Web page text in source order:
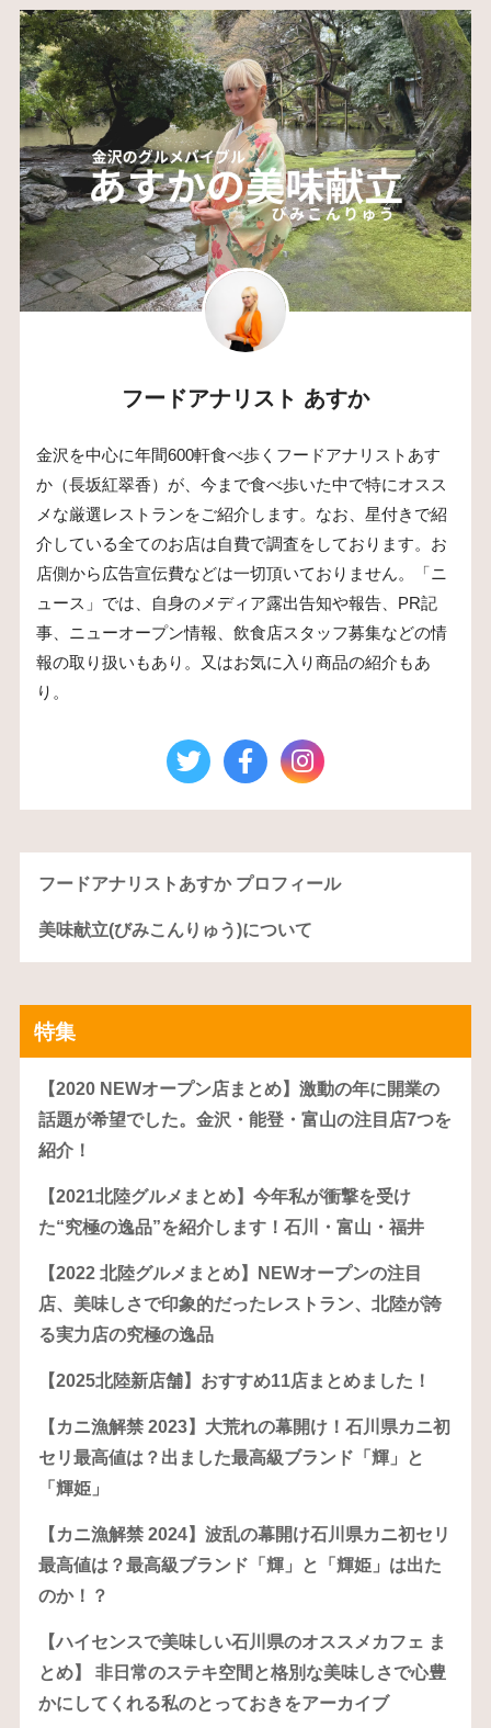
フードアナリスト あすか
金沢を中心に年間600軒食べ歩くフードアナリストあす
か（長坂紅翠香）が、今まで食べ歩いた中で特にオスス
メな厳選レストランをご紹介します。なお、星付きで紹
介している全てのお店は自費で調査をしております。お
店側から広告宣伝費などは一切頂いておりません。「ニ
ュース」では、自身のメディア露出告知や報告、PR記
事、ニューオープン情報、飲食店スタッフ募集などの情
報の取り扱いもあり。又はお気に入り商品の紹介もあ
り。
フードアナリストあすか プロフィール
美味献立(びみこんりゅう)について
特集
【2020 NEWオープン店まとめ】激動の年に開業の
話題が希望でした。金沢・能登・富山の注目店7つを
紹介！
【2021北陸グルメまとめ】今年私が衝撃を受け
た“究極の逸品”を紹介します！石川・富山・福井
【2022 北陸グルメまとめ】NEWオープンの注目
店、美味しさで印象的だったレストラン、北陸が誇
る実力店の究極の逸品
【2025北陸新店舗】おすすめ11店まとめました！
【カニ漁解禁 2023】大荒れの幕開け！石川県カニ初
セリ最高値は？出ました最高級ブランド「輝」と
「輝姫」
【カニ漁解禁 2024】波乱の幕開け石川県カニ初セリ
最高値は？最高級ブランド「輝」と「輝姫」は出た
のか！？
【ハイセンスで美味しい石川県のオススメカフェ ま
とめ】 非日常のステキ空間と格別な美味しさで心豊
かにしてくれる私のとっておきをアーカイブ